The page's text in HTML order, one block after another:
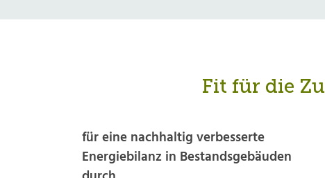
Fit für die
für eine nachhaltig verbesserte
Energiebilanz in Bestandsgebäuden